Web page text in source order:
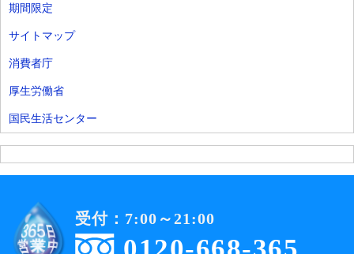
期間限定
サイトマップ
消費者庁
厚生労働省
国民生活センター
受付：7:00～21:00